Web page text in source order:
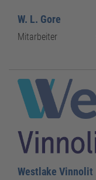
W. L. Gore
Mitarbeiter
Westlake Vinnolit